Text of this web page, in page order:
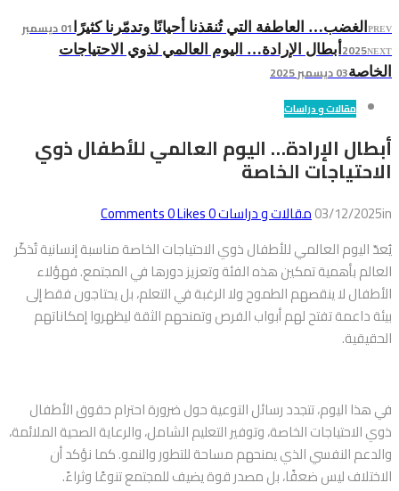
PREV الغضب… العاطفة التي تُنقذنا أحيانًا وتدمّرنا كثيرًا
01 ديسمبر
2025NEXT
أبطال الإرادة… اليوم العالمي لذوي الاحتياجات
الخاصة03 ديسمبر 2025
مقالات و دراسات
أبطال الإرادة… اليوم العالمي للأطفال ذوي
الاحتياجات الخاصة
03/12/2025in مقالات و دراسات0
Comments
0Likes
يُعدّ اليوم العالمي للأطفال ذوي الاحتياجات الخاصة مناسبة إنسانية تُذكّر
العالم بأهمية تمكين هذه الفئة وتعزيز دورها في المجتمع. فهؤلاء
الأطفال لا ينقصهم الطموح ولا الرغبة في التعلم، بل يحتاجون فقط إلى
بيئة داعمة تفتح لهم أبواب الفرص وتمنحهم الثقة ليظهروا إمكاناتهم
الحقيقية.
في هذا اليوم، تتجدد رسائل التوعية حول ضرورة احترام حقوق الأطفال
ذوي الاحتياجات الخاصة، وتوفير التعليم الشامل، والرعاية الصحية الملائمة،
والدعم النفسي الذي يمنحهم مساحة للتطور والنمو. كما نؤكد أن
الاختلاف ليس ضعفًا، بل مصدر قوة يضيف للمجتمع تنوعًا وثراءً.